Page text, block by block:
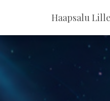
Haapsalu